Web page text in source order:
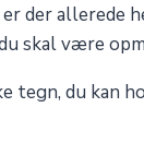
er der allerede
skal være
tegn, du kan